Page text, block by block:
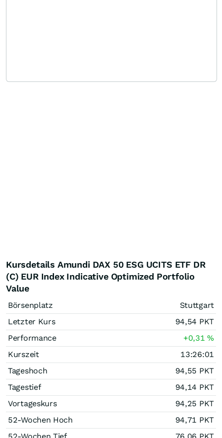
Kursdetails Amundi DAX 50 ESG UCITS ETF DR
(C) EUR Index Indicative Optimized Portfolio
Value
Börsenplatz
Stuttgart
Letzter Kurs
94,54 PKT
Performance
+0,31%
Kurszeit
13:26:01
Tageshoch
94,55 PKT
Tagestief
94,14 PKT
Vortageskurs
94,25 PKT
52-Wochen Hoch
94,71 PKT